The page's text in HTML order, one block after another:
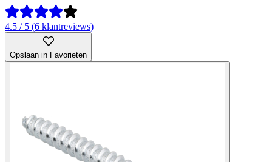
4.5 / 5 (6 klantreviews)
Opslaan in Favorieten